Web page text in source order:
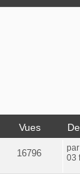
Vues
16796 par
03